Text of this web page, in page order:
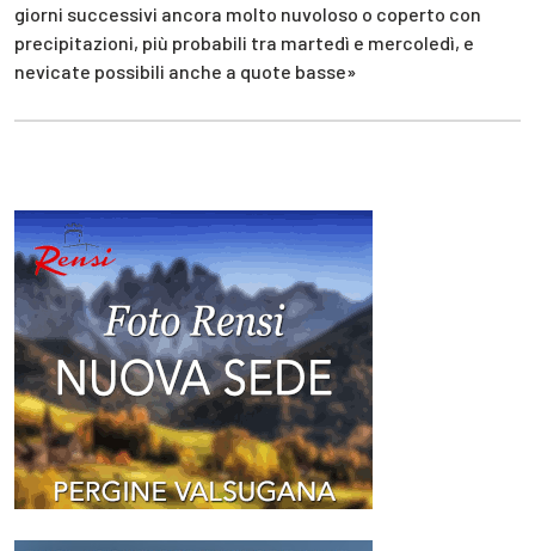
giorni successivi ancora molto nuvoloso o coperto con
precipitazioni, più probabili tra martedì e mercoledì, e
nevicate possibili anche a quote basse»